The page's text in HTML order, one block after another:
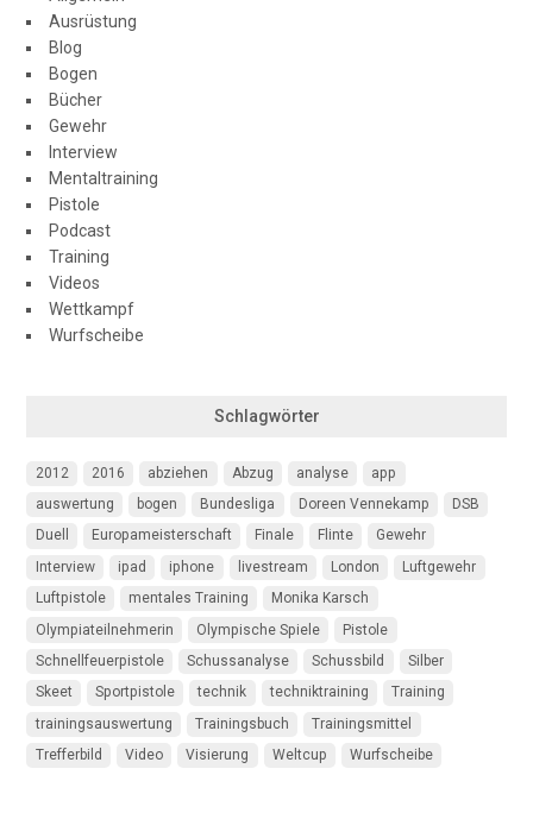
Ausrüstung
Blog
Bogen
Bücher
Gewehr
Interview
Mentaltraining
Pistole
Podcast
Training
Videos
Wettkampf
Wurfscheibe
Schlagwörter
2012 2016 abziehen Abzug analyse
app
auswertung
bogen Bundesliga Doreen Vennekamp
DSB
Duell
Europameisterschaft Finale Flinte
Gewehr
Interview
ipad iphone livestream London
Luftgewehr
Luftpistole
mentales Training
Monika Karsch
Olympiateilnehmerin
Olympische Spiele
Pistole
Schnellfeuerpistole
Schussanalyse Schussbild
Silber
Skeet
Sportpistole technik techniktraining
Training
trainingsauswertung
Trainingsbuch
Trainingsmittel
Trefferbild
Video Visierung Weltcup Wurfscheibe